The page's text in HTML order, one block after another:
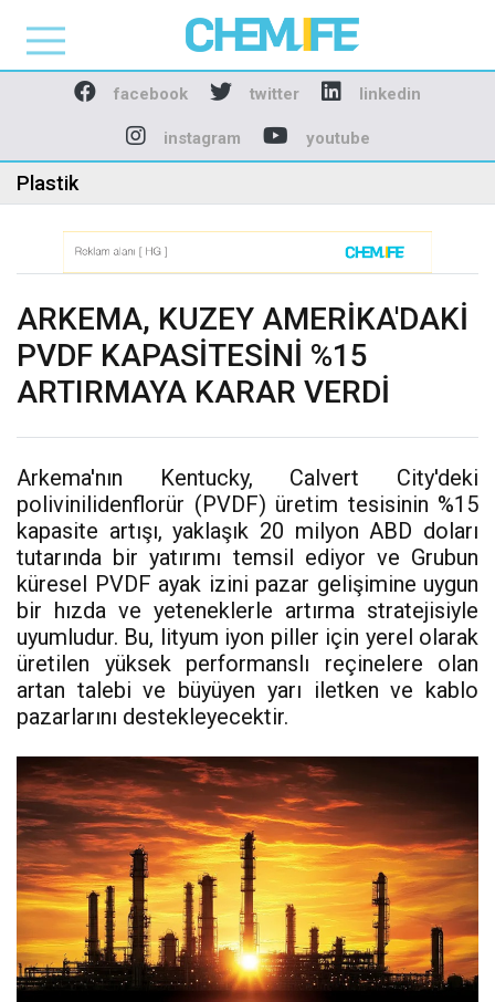
Chemlife - Basılı ve
facebook twitter linkedin
instagram youtube
Plastik
ARKEMA, KUZEY AMERİKA'DAKİ
PVDF KAPASİTESİNİ %15
ARTIRMAYA KARAR VERDİ
Arkema'nın Kentucky, Calvert City'deki
polivinilidenflorür (PVDF) üretim tesisinin %15
kapasite artışı, yaklaşık 20 milyon ABD doları
tutarında bir yatırımı temsil ediyor ve Grubun
küresel PVDF ayak izini pazar gelişimine uygun
bir hızda ve yeteneklerle artırma stratejisiyle
uyumludur. Bu, lityum iyon piller için yerel olarak
üretilen yüksek performanslı reçinelere olan
artan talebi ve büyüyen yarı iletken ve kablo
pazarlarını destekleyecektir.